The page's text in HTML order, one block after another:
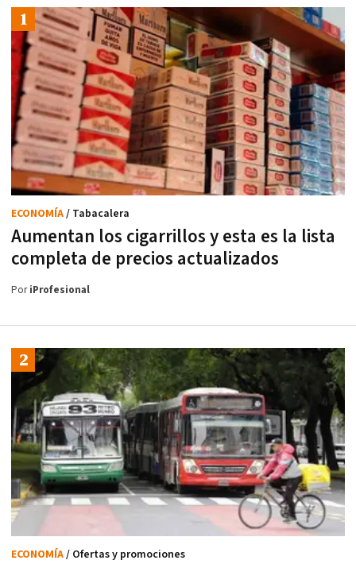
Aumentan los cigarrillos y esta es la lista
completa de precios actualizados
ECONOMÍA/ Tabacalera
PoriProfesional
ECONOMÍA/ Ofertas y promociones